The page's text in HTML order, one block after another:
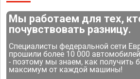
Мы работаем для тех,
почувствовать разницу.
Специалисты федеральной сети
прошили более 10 000
- поэтому мы знаем, как получить
максимум от каждой машины!